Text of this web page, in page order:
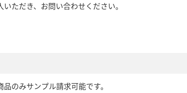
ただき、お問い合わせください。
のみサンプル請求可能です。